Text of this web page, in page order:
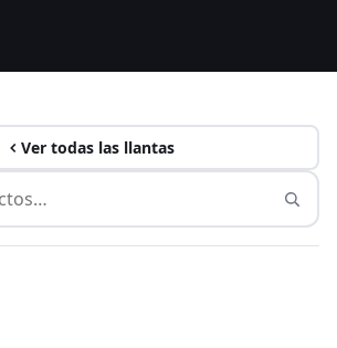
Ver todas las llantas